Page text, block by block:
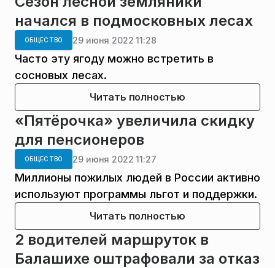
начался в подмосковных лесах
ОБЩЕСТВО 29 июня 2022 11:28
Часто эту ягоду можно встретить в
сосновых лесах.
Читать полностью
«Пятёрочка» увеличила скидку
для пенсионеров
ОБЩЕСТВО 29 июня 2022 11:27
Миллионы пожилых людей в России активно
используют программы льгот и поддержки.
Читать полностью
2 водителей маршруток в
Балашихе оштрафовали за отказ